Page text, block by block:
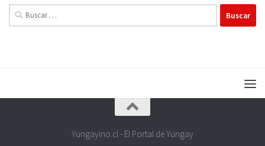
Buscar:
Yungayino.cl - El Portal de Yungay